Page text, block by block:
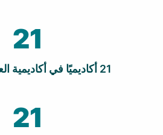
21
21 أكاديميًا في أكاديمية العلوم الروسية
21